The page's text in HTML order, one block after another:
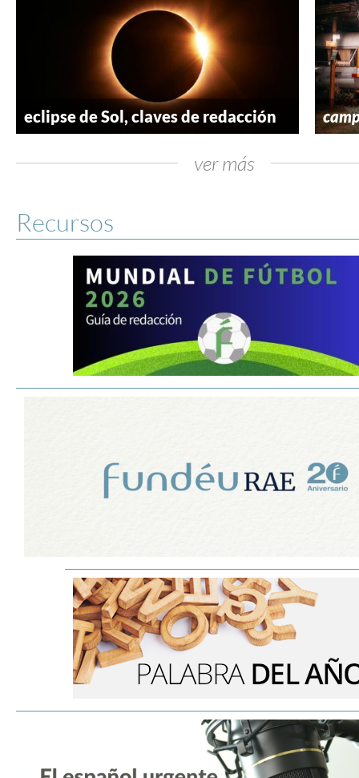
eclipse de Sol, claves de redacción
ver más
Recursos